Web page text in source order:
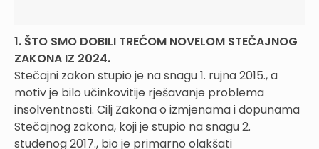
1. ŠTO SMO DOBILI TREĆOM NOVELOM STEČAJNOG
ZAKONA IZ 2024.
Stečajni zakon stupio je na snagu 1. rujna 2015., a
motiv je bilo učinkovitije rješava­nje problema
insolventnosti. Cilj Zakona o izmjenama i dopunama
Ste­čajnog zakona, koji je stupio na snagu 2.
studenog 2017., bio je primarno olakšati